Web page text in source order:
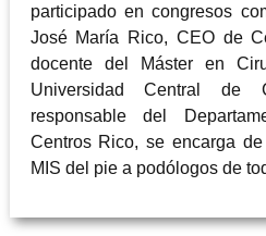
participado en congresos
José María Rico, CEO de
docente del Máster en
Universidad Central de
responsable del
Centros Rico, se encarga
MIS del pie a podólogos de